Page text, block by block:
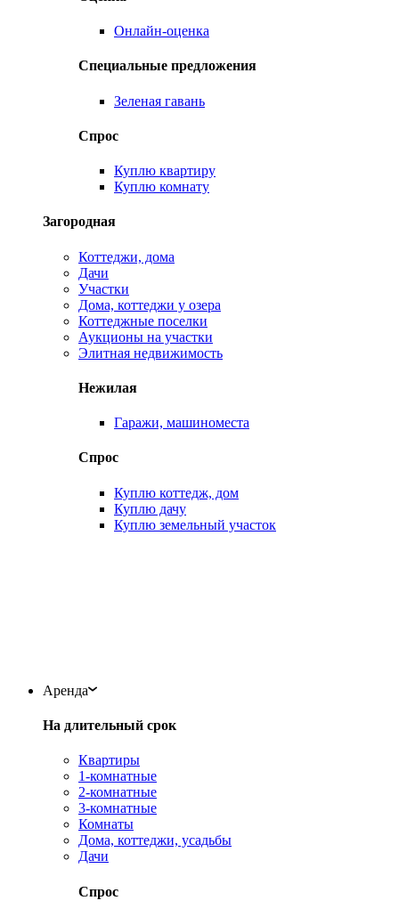
Онлайн-оценка
Специальные предложения
Зеленая гавань
Спрос
Куплю квартиру
Куплю комнату
Загородная
Коттеджи, дома
Дачи
Участки
Дома, коттеджи у озера
Коттеджные поселки
Аукционы на участки
Элитная недвижимость
Нежилая
Гаражи, машиноместа
Спрос
Куплю коттедж, дом
Куплю дачу
Куплю земельный участок
Аренда
На длительный срок
Квартиры
1-комнатные
2-комнатные
3-комнатные
Комнаты
Дома, коттеджи, усадьбы
Дачи
Спрос